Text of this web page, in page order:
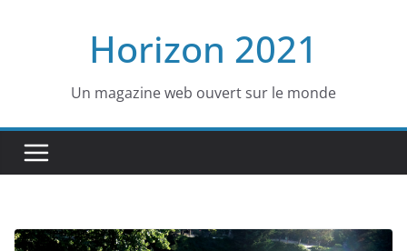
Horizon 2021
Un magazine web ouvert sur le monde